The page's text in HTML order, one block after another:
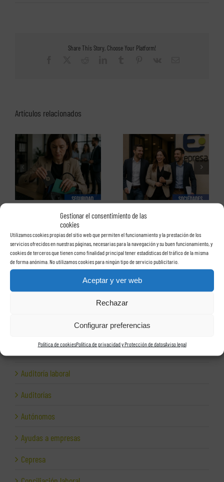
Gestionar el consentimiento de las
cookies
Utilizamos cookies propias del sitio web que permiten el funcionamiento y la prestación de los
servicios ofrecidos en nuestras páginas, necesarias para la navegación y su buen funcionamiento, y
cookies de terceros que tienen como finalidad principal tener estadísticas del tráfico de la misma
de forma anónima. No utilizamos cookies para ningún tipo de servicio publicitario.
Aceptar y ver web
Rechazar
Configurar preferencias
Política de cookiesPolítica de privacidad y Protección de datosAviso legal
Todo
Share This Story, Choose Your Platform!
Artículos relacionados
Personalización de los
estatutos sociales
de una sociedad limitada.
La importancia creciente de la
incapacidad temporal
para las empresas.
Categorías
Auditoría laboral
Auditorías
Autónomos
Ayudas a empresas
Cepresa